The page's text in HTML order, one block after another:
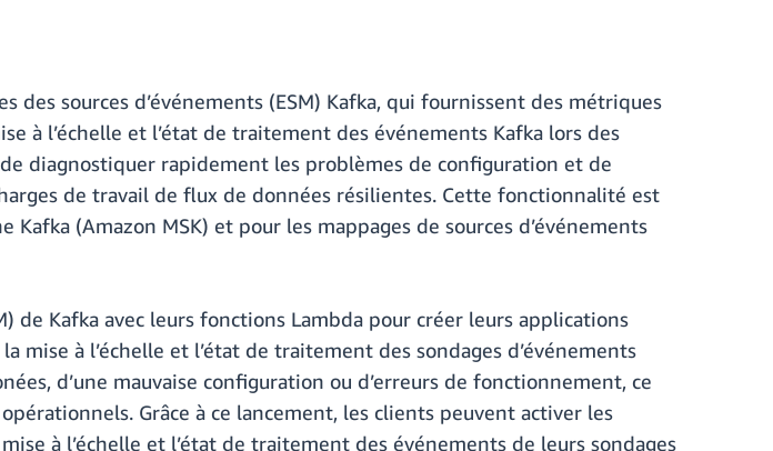
des sources d’événements (ESM) Kafka, qui fournissent des métriques
à l’échelle et l’état de traitement des événements Kafka lors des
diagnostiquer rapidement les problèmes de configuration et de
de travail de flux de données résilientes. Cette fonctionnalité est
(Amazon MSK) et pour les mappages de sources d’événements
de Kafka avec leurs fonctions Lambda pour créer leurs applications
à l’échelle et l’état de traitement des sondages d’événements
d’une mauvaise configuration ou d’erreurs de fonctionnement, ce
Grâce à ce lancement, les clients peuvent activer les
à l’échelle et l’état de traitement des événements de leurs sondages